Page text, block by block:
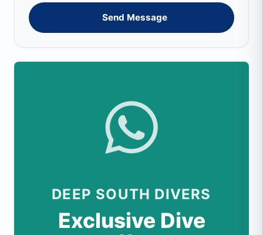
Send Message
DEEP SOUTH DIVERS
Exclusive Dive